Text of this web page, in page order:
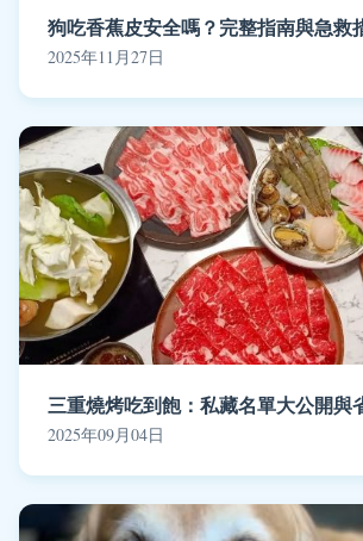
狗吃香蕉皮安全嗎？完整指南與急救
2025年11月27日
三重燒烤吃到飽：私藏名單大公開與
2025年09月04日